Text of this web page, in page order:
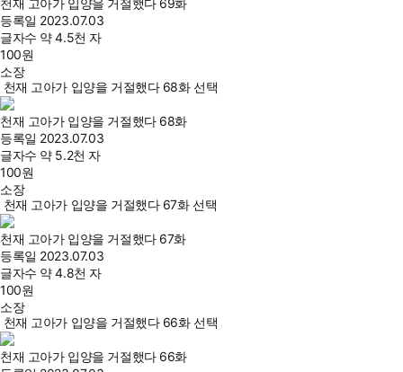
천재 고아가 입양을 거절했다 69화
등록일 2023.07.03
글자수 약 4.5천 자
100원
소장
천재 고아가 입양을 거절했다 68화 선택
천재 고아가 입양을 거절했다 68화
등록일 2023.07.03
글자수 약 5.2천 자
100원
소장
천재 고아가 입양을 거절했다 67화 선택
천재 고아가 입양을 거절했다 67화
등록일 2023.07.03
글자수 약 4.8천 자
100원
소장
천재 고아가 입양을 거절했다 66화 선택
천재 고아가 입양을 거절했다 66화